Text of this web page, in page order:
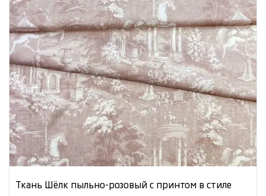
Ткань Шёлк пыльно-розовый с принтом в стиле